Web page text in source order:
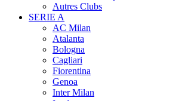
Autres Clubs
SERIE A
AC Milan
Atalanta
Bologna
Cagliari
Fiorentina
Genoa
Inter Milan